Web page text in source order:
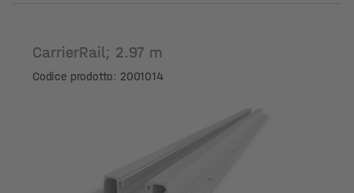
CarrierRail; 2.97 m
Codice prodotto: 2001014